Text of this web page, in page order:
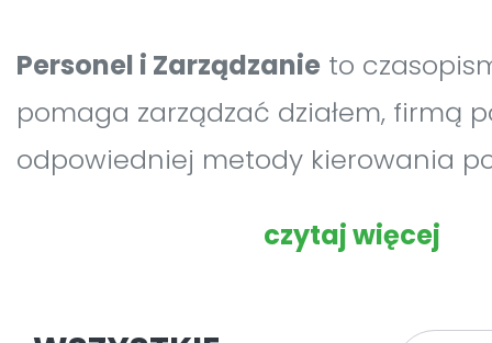
Personel i Zarządzanie to
pomaga zarządzać działem, firmą
odpowiedniej metody kierowania
opiniotwórczych i cenionych
czytaj więcej